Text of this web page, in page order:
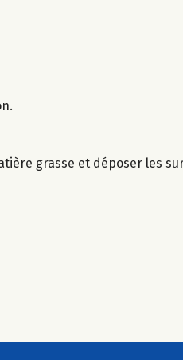
grasse et déposer les